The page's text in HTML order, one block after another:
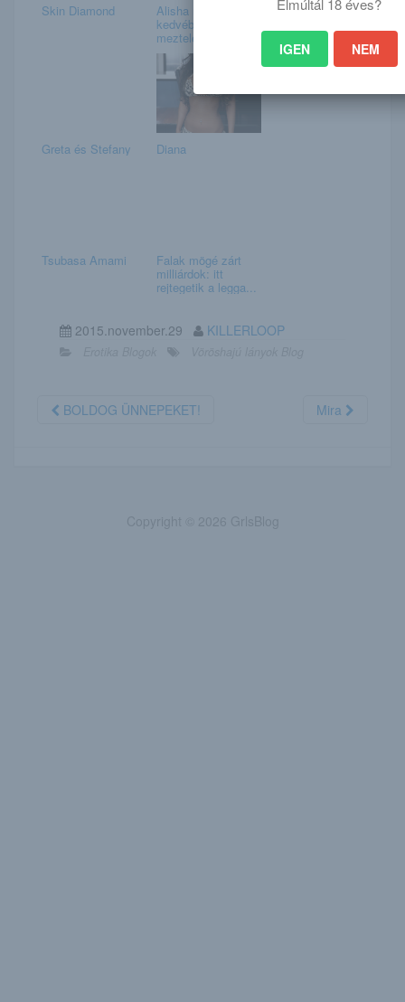
Skin Diamond Alisha rózsás
kedvében
meztelenkedik
Greta és Stefany Diana
Tsubasa Amami Falak mögé zárt
milliárdok: itt
rejtegetik a legga...
2015.november.29 KILLERLOOP
BOLDOG ÜNNEPEKET! Mira
IGEN NEM